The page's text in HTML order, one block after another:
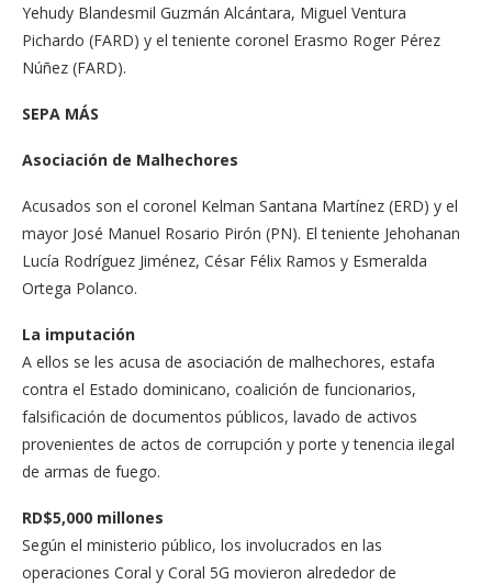
Yehudy Blandesmil Guzmán Alcántara, Miguel Ventura
Pichardo (FARD) y el teniente coronel Erasmo Roger Pérez
Núñez (FARD).
SEPA MÁS
Asociación de Malhechores
Acusados son el coronel Kelman Santana Martínez (ERD) y el
mayor José Manuel Rosario Pirón (PN). El teniente Jehohanan
Lucía Rodríguez Jiménez, César Félix Ramos y Esmeralda
Ortega Polanco.
La imputación
A ellos se les acusa de asociación de malhechores, estafa
contra el Estado dominicano, coalición de funcionarios,
falsificación de documentos públicos, lavado de activos
provenientes de actos de corrupción y porte y tenencia ilegal
de armas de fuego.
RD$5,000 millones
Según el ministerio público, los involucrados en las
operaciones Coral y Coral 5G movieron alrededor de